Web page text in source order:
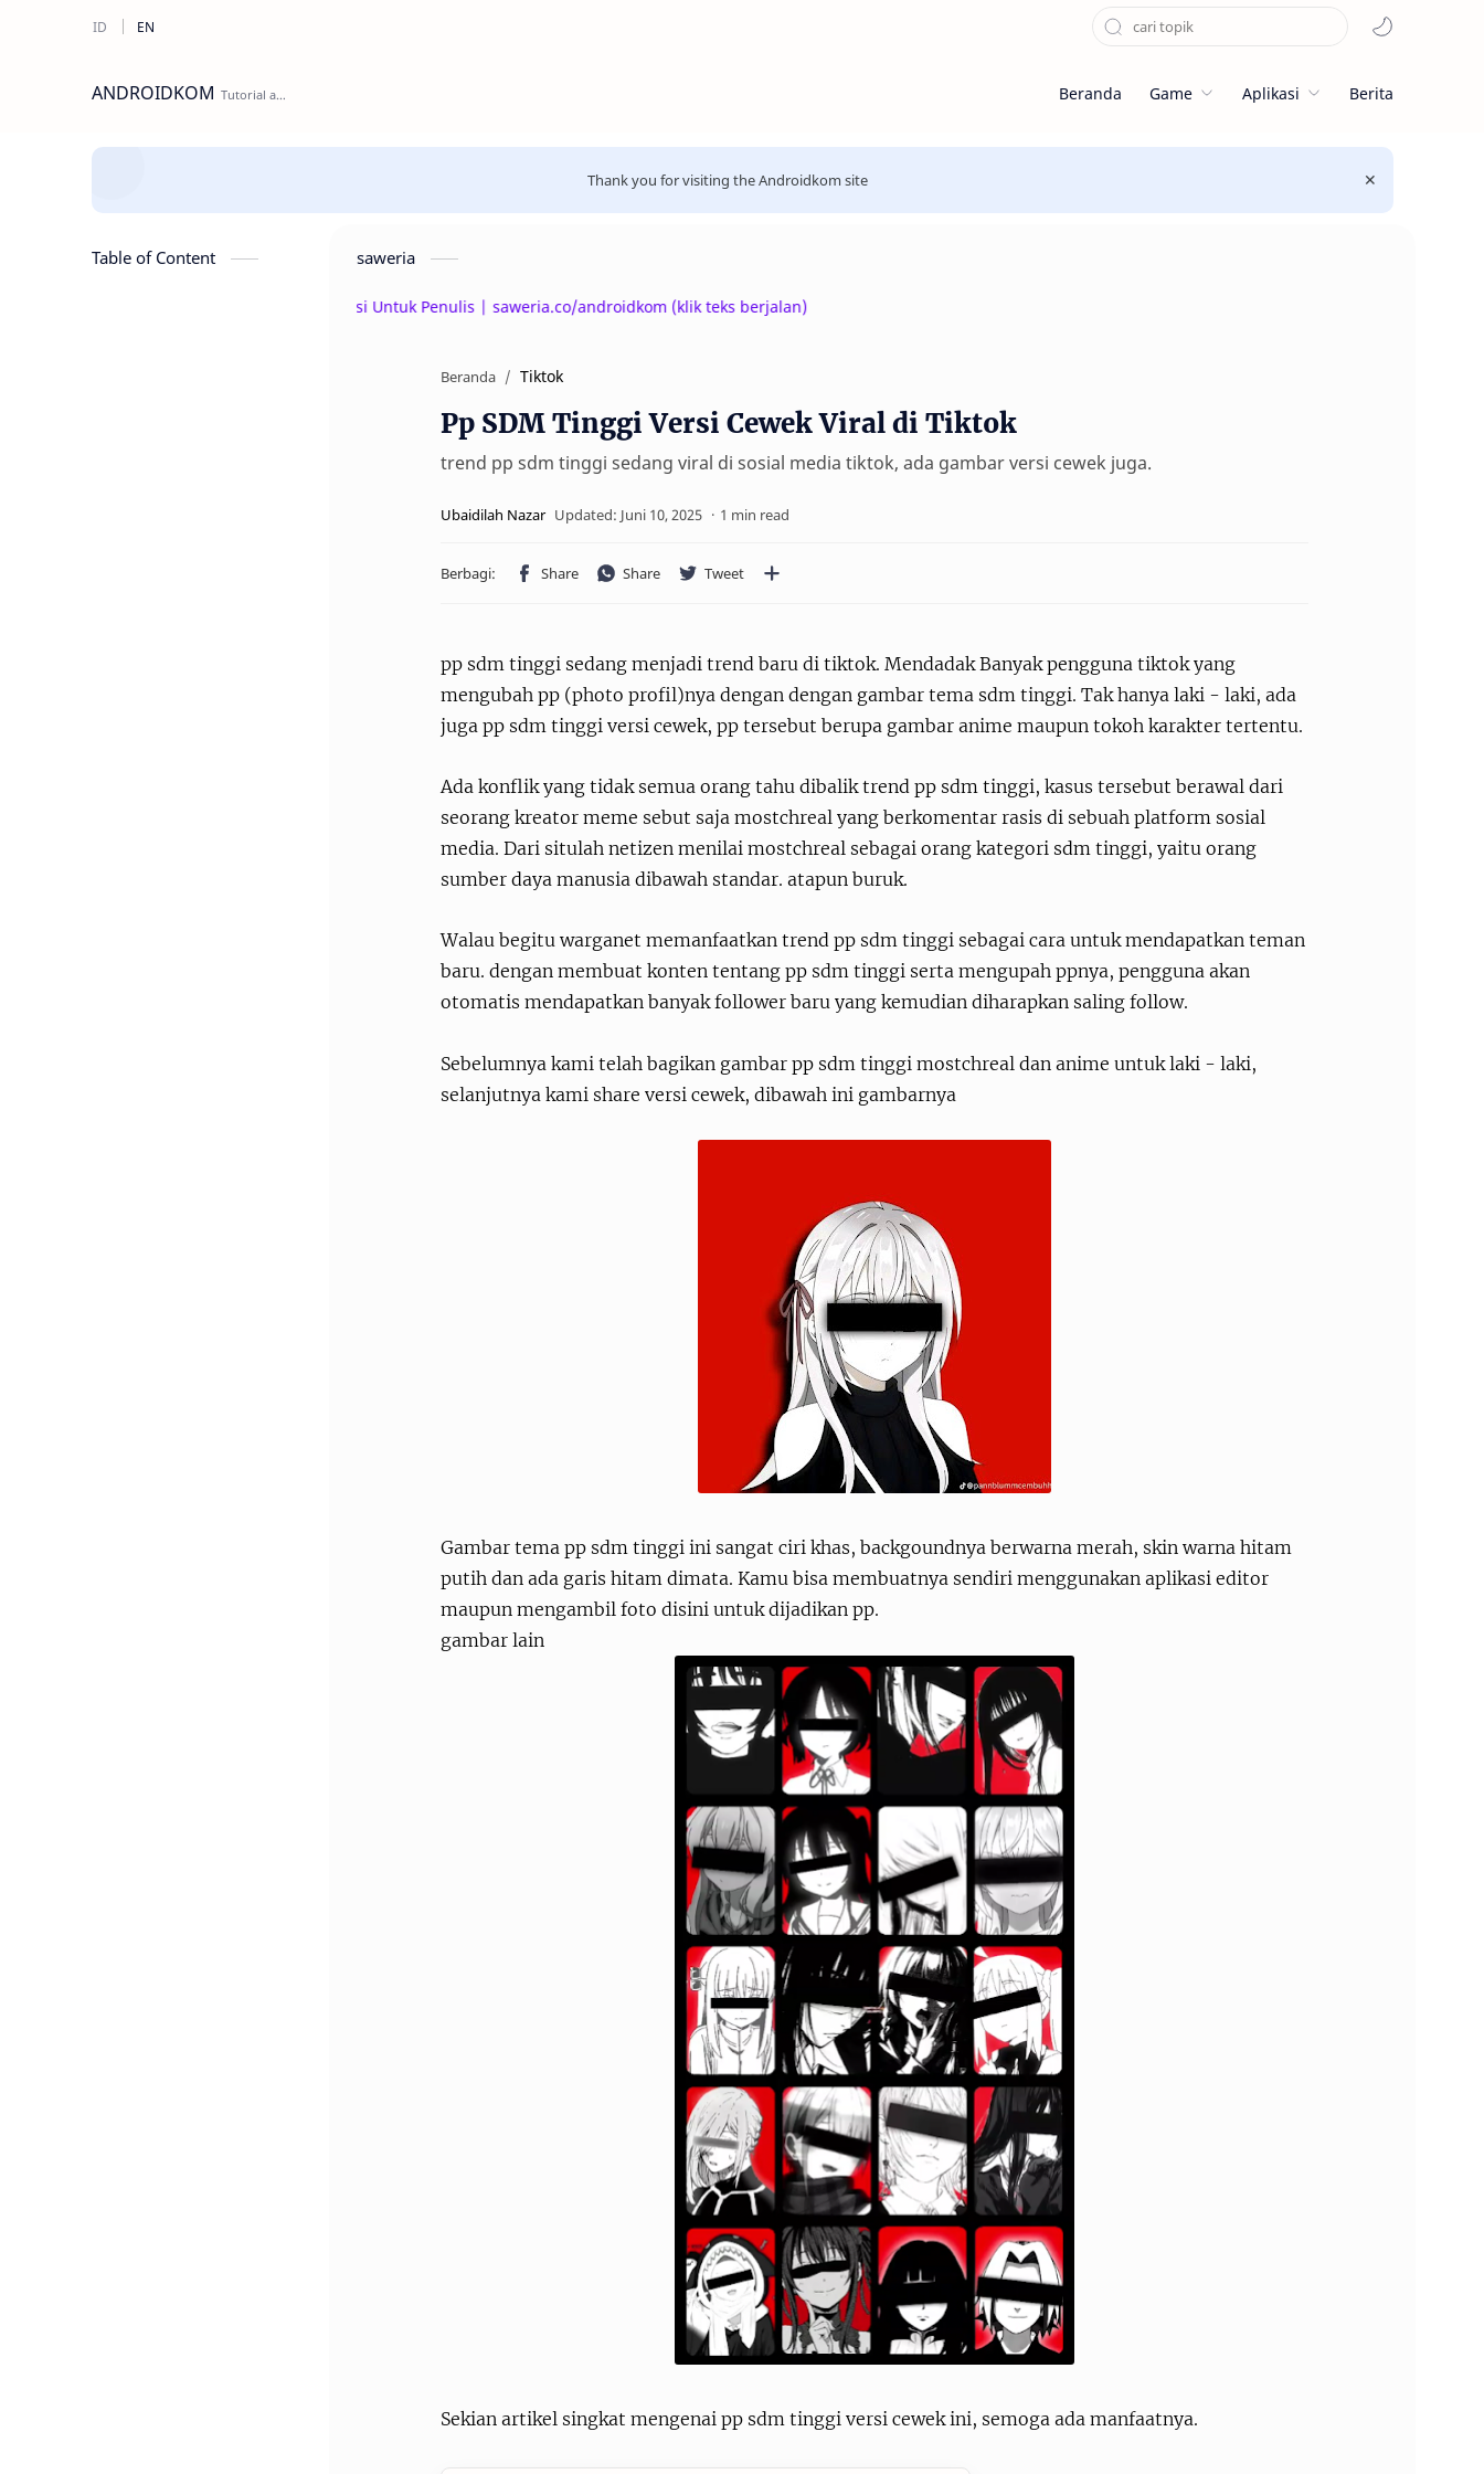
ANDROIDKOM Beranda Game Aplikasi Berita
Thank you for visiting the Androidkom site
Table of Content saweria
Beri Donasi Untuk Penulis | saweria.co/androidkom (klik teks berjalan)
Beranda Tiktok
Pp SDM Tinggi Versi Cewek Viral di Tiktok
trend pp sdm tinggi sedang viral di sosial media tiktok, ada gambar versi cewek juga.
1 min read
pp sdm tinggi sedang menjadi trend baru di tiktok. Mendadak Banyak pengguna tiktok yang
mengubah pp (photo profil)nya dengan dengan gambar tema sdm tinggi. Tak hanya laki - laki, ada
juga pp sdm tinggi versi cewek, pp tersebut berupa gambar anime maupun tokoh karakter tertentu.
Ada konflik yang tidak semua orang tahu dibalik trend pp sdm tinggi, kasus tersebut berawal dari
seorang kreator meme sebut saja mostchreal yang berkomentar rasis di sebuah platform sosial
media. Dari situlah netizen menilai mostchreal sebagai orang kategori sdm tinggi, yaitu orang
sumber daya manusia dibawah standar. atapun buruk.
Walau begitu warganet memanfaatkan trend pp sdm tinggi sebagai cara untuk mendapatkan teman
baru. dengan membuat konten tentang pp sdm tinggi serta mengupah ppnya, pengguna akan
otomatis mendapatkan banyak follower baru yang kemudian diharapkan saling follow.
Sebelumnya kami telah bagikan gambar pp sdm tinggi mostchreal dan anime untuk laki - laki,
selanjutnya kami share versi cewek, dibawah ini gambarnya
Gambar tema pp sdm tinggi ini sangat ciri khas, backgoundnya berwarna merah, skin warna hitam
putih dan ada garis hitam dimata. Kamu bisa membuatnya sendiri menggunakan aplikasi editor
maupun mengambil foto disini untuk dijadikan pp.
gambar lain
Sekian artikel singkat mengenai pp sdm tinggi versi cewek ini, semoga ada manfaatnya.